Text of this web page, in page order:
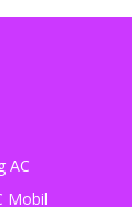
AC
Mobil